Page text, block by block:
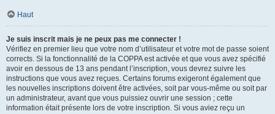
Haut
Je suis inscrit mais je ne peux pas me connecter !
Vérifiez en premier lieu que votre nom d’utilisateur et votre mot de passe soient
corrects. Si la fonctionnalité de la COPPA est activée et que vous avez spécifié
avoir en dessous de 13 ans pendant l’inscription, vous devrez suivre les
instructions que vous avez reçues. Certains forums exigeront également que
les nouvelles inscriptions doivent être activées, soit par vous-même ou soit par
un administrateur, avant que vous puissiez ouvrir une session ; cette
information était présente lors de votre inscription. Si vous aviez reçu un